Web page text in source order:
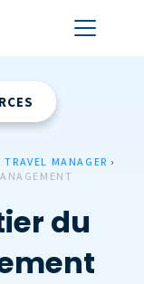
MANAGER ›
du